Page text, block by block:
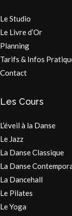
Le Studio
Le Livre d’Or
Planning
Tarifs & Infos
Contact
Les Cours
L’éveil à la Danse
Le Jazz
La Danse Classique
La Danse
La Dancehall
Le Pilates
Le Yoga